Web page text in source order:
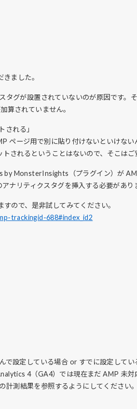
ました。
タグが設置されていないのが原因です。
算されていません。
される」
ページ用で別に貼り付けないといけない
されるということはないので、そこはご
MonsterInsights（プラグイン）が
ナリティクスタグを挿入する必要があり
ので、是非試してみてください。
trackingid-688#index_id2
で設定している場合 or すでに設定して
4（GA4）では現在まだ AMP 未対
測結果を参照するようにしてください。